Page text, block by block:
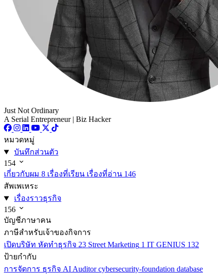
Just Not Ordinary
A Serial Entrepreneur | Biz Hacker
หมวดหมู่
บันทึกส่วนตัว
154
เกี่ยวกับผม 8 เรื่องที่เรียน เรื่องที่อ่าน 146
สัพเพเหระ
เรื่องราวธุรกิจ
156
บัญชีภาษาคน
ภาษีสำหรับเจ้าของกิจการ
เปิดบริษัท หัดทำธุรกิจ 23 Street Marketing 1 IT GENIUS 132
ป้ายกำกับ
การจัดการ ธุรกิจ AI Auditorcybersecurity-foundation database